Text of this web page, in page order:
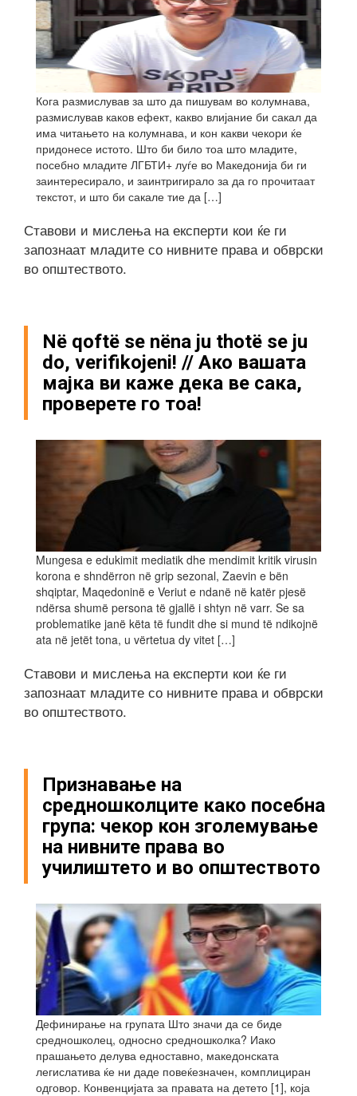
Кога размислував за што да пишувам во колумнава,
размислував каков ефект, какво влијание би сакал да
има читањето на колумнава, и кон какви чекори ќе
придонесе истото. Што би било тоа што младите,
посебно младите ЛГБТИ+ луѓе во Македонија би ги
заинтересирало, и заинтригирало за да го прочитаат
текстот, и што би сакале тие да […]
Ставови и мислења на експерти кои ќе ги
запознаат младите со нивните права и обврски
во општеството.
Në qoftë se nëna ju thotë se ju
do, verifikojeni! // Ако вашата
мајка ви каже дека ве сака,
проверете го тоа!
Mungesa e edukimit mediatik dhe mendimit kritik virusin
korona e shndërron në grip sezonal, Zaevin e bën
shqiptar, Maqedoninë e Veriut e ndanë në katër pjesë
ndërsa shumë persona të gjallë i shtyn në varr. Se sa
problematike janë këta të fundit dhe si mund të ndikojnë
ata në jetët tona, u vërtetua dy vitet […]
Ставови и мислења на експерти кои ќе ги
запознаат младите со нивните права и обврски
во општеството.
Признавање на
средношколците како посебна
група: чекор кон зголемување
на нивните права во
училиштето и во општеството
Дефинирање на групата Што значи да се биде
средношколец, односно средношколка? Иако
прашањето делува едноставно, македонската
легислатива ќе ни даде повеќезначен, комплициран
одговор. Конвенцијата за правата на детето [1], која